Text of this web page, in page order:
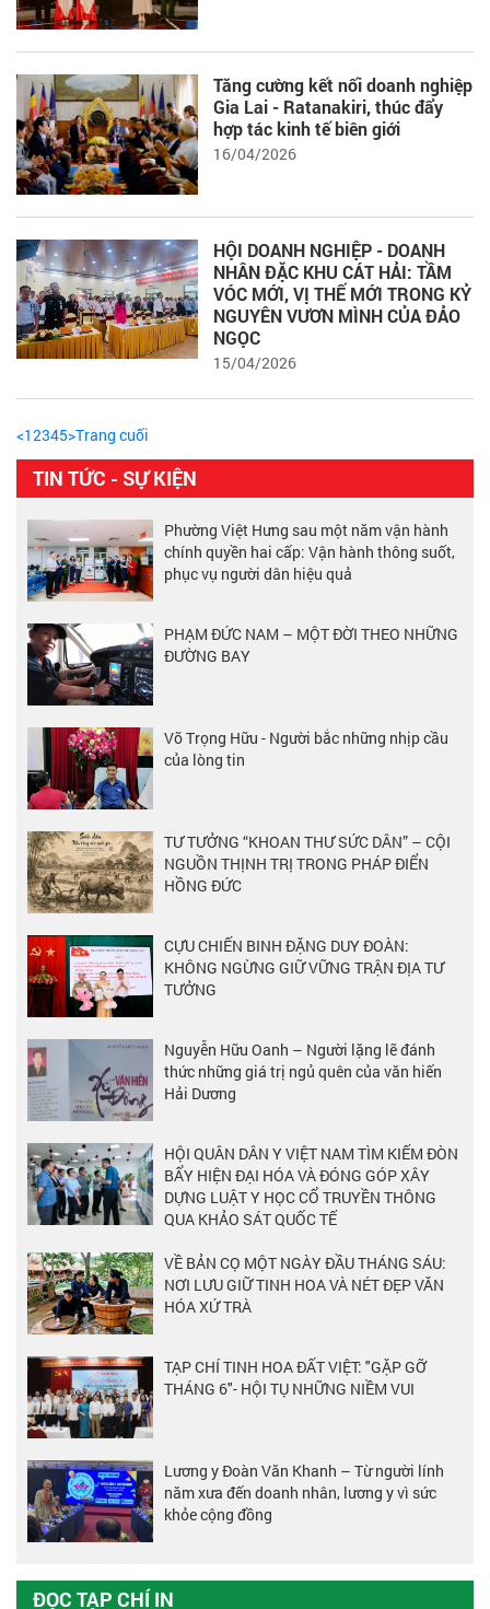
Tăng cường kết nối doanh nghiệp
Gia Lai - Ratanakiri, thúc đẩy
hợp tác kinh tế biên giới
16/04/2026
HỘI DOANH NGHIỆP - DOANH
NHÂN ĐẶC KHU CÁT HẢI: TẦM
VÓC MỚI, VỊ THẾ MỚI TRONG KỶ
NGUYÊN VƯƠN MÌNH CỦA ĐẢO
NGỌC
15/04/2026
<12345>Trang cuối
TIN TỨC - SỰ KIỆN
Phường Việt Hưng sau một năm vận hành
chính quyền hai cấp: Vận hành thông suốt,
phục vụ người dân hiệu quả
PHẠM ĐỨC NAM – MỘT ĐỜI THEO NHỮNG
ĐƯỜNG BAY
Võ Trọng Hữu - Người bắc những nhịp cầu
của lòng tin
TƯ TƯỞNG “KHOAN THƯ SỨC DÂN” – CỘI
NGUỒN THỊNH TRỊ TRONG PHÁP ĐIỂN
HỒNG ĐỨC
CỰU CHIẾN BINH ĐẶNG DUY ĐOÀN:
KHÔNG NGỪNG GIỮ VỮNG TRẬN ĐỊA TƯ
TƯỞNG
Nguyễn Hữu Oanh – Người lặng lẽ đánh
thức những giá trị ngủ quên của văn hiến
Hải Dương
HỘI QUÂN DÂN Y VIỆT NAM TÌM KIẾM ĐÒN
BẨY HIỆN ĐẠI HÓA VÀ ĐÓNG GÓP XÂY
DỰNG LUẬT Y HỌC CỔ TRUYỀN THÔNG
QUA KHẢO SÁT QUỐC TẾ
VỀ BẢN CỌ MỘT NGÀY ĐẦU THÁNG SÁU:
NƠI LƯU GIỮ TINH HOA VÀ NÉT ĐẸP VĂN
HÓA XỨ TRÀ
TẠP CHÍ TINH HOA ĐẤT VIỆT: "GẶP GỠ
THÁNG 6"- HỘI TỤ NHỮNG NIỀM VUI
Lương y Đoàn Văn Khanh – Từ người lính
năm xưa đến doanh nhân, lương y vì sức
khỏe cộng đồng
ĐỌC TẠP CHÍ IN